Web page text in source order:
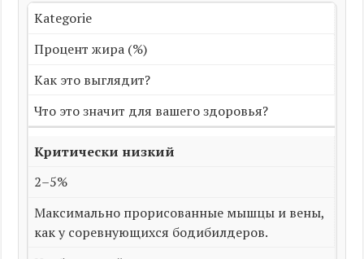
Kategorie
Процент жира (%)
Как это выглядит?
Что это значит для вашего здоровья?
Критически низкий
2–5%
Максимально прорисованные мышцы и вены,
как у соревнующихся бодибилдеров.